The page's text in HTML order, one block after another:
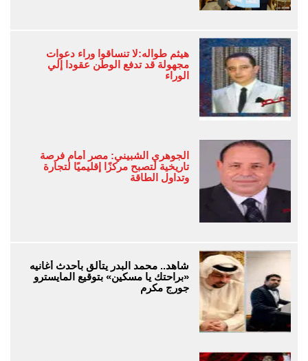
هيثم طواله:لا تنساقوا وراء دعوات
مجهولة قد تدفع الوطن عقودا إلي
الوراء
الجوهري الشبيني: مصر أمام فرصة
تاريخية لتصبح مركزًا إقليميًا لتجارة
وتداول الطاقة
شاهد.. محمد البدر يتألق بأحدث أغانيه
«براحتك يا مسكين» بتوقيع المايسترو
جورج مكرم